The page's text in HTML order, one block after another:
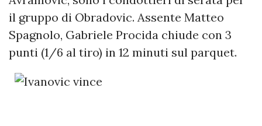
il gruppo di Obradovic. Assente Matteo
Spagnolo, Gabriele Procida chiude con 3
punti (1/6 al tiro) in 12 minuti sul parquet.